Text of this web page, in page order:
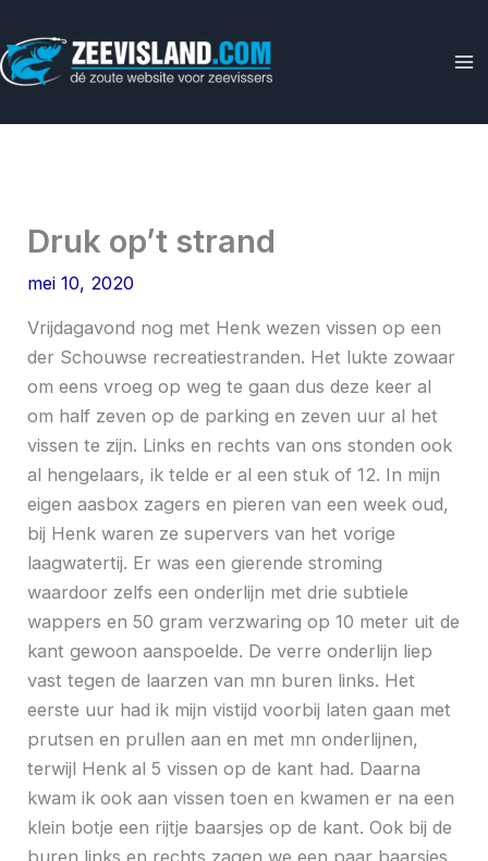
naar
de
Druk op’t strand
mei 10, 2020
Vrijdagavond nog met Henk wezen vissen op een
der Schouwse recreatiestranden. Het lukte zowaar
om eens vroeg op weg te gaan dus deze keer al
om half zeven op de parking en zeven uur al het
vissen te zijn. Links en rechts van ons stonden ook
al hengelaars, ik telde er al een stuk of 12. In mijn
eigen aasbox zagers en pieren van een week oud,
bij Henk waren ze supervers van het vorige
laagwatertij. Er was een gierende stroming
waardoor zelfs een onderlijn met drie subtiele
wappers en 50 gram verzwaring op 10 meter uit de
kant gewoon aanspoelde. De verre onderlijn liep
vast tegen de laarzen van mn buren links. Het
eerste uur had ik mijn vistijd voorbij laten gaan met
prutsen en prullen aan en met mn onderlijnen,
terwijl Henk al 5 vissen op de kant had. Daarna
kwam ik ook aan vissen toen en kwamen er na een
klein botje een rijtje baarsjes op de kant. Ook bij de